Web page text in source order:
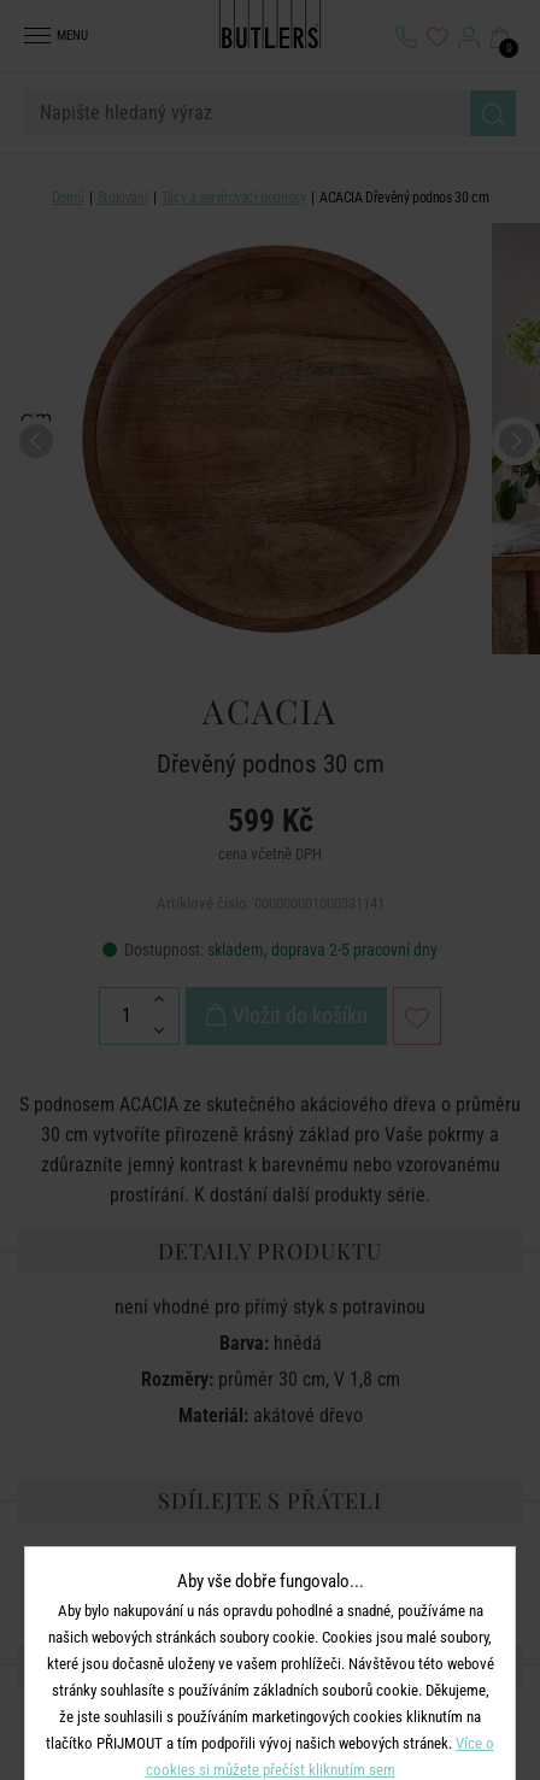
MENU
0
Domů Stolování Tácy a servírovací podnosy ACACIA Dřevěný podnos 30 cm
ACACIA
Dřevěný podnos 30 cm
599 Kč
cena včetně DPH
Dostupnost: skladem, doprava 2-5 pracovní dny
Vložit do košíku
S podnosem ACACIA ze skutečného akáciového dřeva o průměru
30 cm vytvoříte přirozeně krásný základ pro Vaše pokrmy a
zdůrazníte jemný kontrast k barevnému nebo vzorovanému
prostírání. K dostání další produkty série.
DETAILY PRODUKTU
není vhodné pro přímý styk s potravinou
Barva:hnědá
Rozměry:průměr 30 cm, V 1,8 cm
Materiál:akátové dřevo
SDÍLEJTE S PŘÁTELI
DALŠÍ PRODUKTY ZE SÉRIE
BESTSELLER
Aby vše dobře fungovalo...
Aby bylo nakupování u nás opravdu pohodlné a snadné, používáme na
našich webových stránkách soubory cookie. Cookies jsou malé soubory,
které jsou dočasně uloženy ve vašem prohlížeči. Návštěvou této webové
stránky souhlasíte s používáním základních souborů cookie. Děkujeme,
že jste souhlasili s používáním marketingových cookies kliknutím na
tlačítko PŘIJMOUT a tím podpořili vývoj našich webových stránek. Více o
cookies si můžete přečíst kliknutím sem